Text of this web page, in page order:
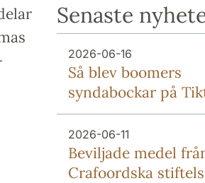
Senaste
2026-06-16
Så blev boomers
syndabockar på
2026-06-11
Beviljade medel
Crafoordska